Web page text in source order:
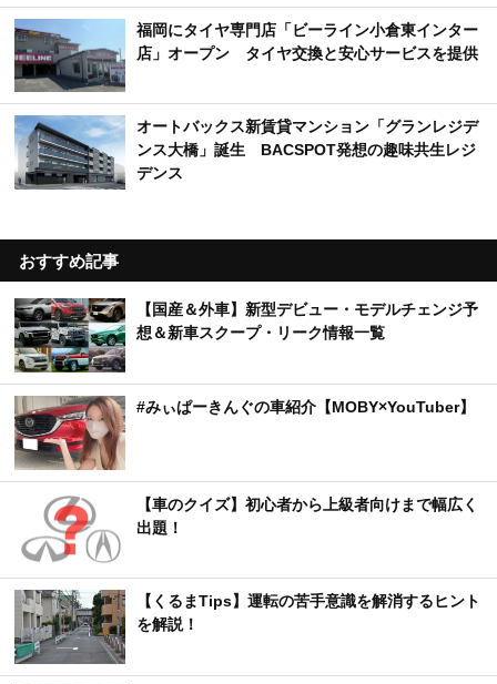
福岡にタイヤ専門店「ビーライン小倉東インター
店」オープン タイヤ交換と安心サービスを提供
オートバックス新賃貸マンション「グランレジデ
ンス大橋」誕生 BACSPOT発想の趣味共生レジ
デンス
おすすめ記事
【国産＆外車】新型デビュー・モデルチェンジ予
想＆新車スクープ・リーク情報一覧
#みぃぱーきんぐの車紹介【MOBY×YouTuber】
【車のクイズ】初心者から上級者向けまで幅広く
出題！
【くるまTips】運転の苦手意識を解消するヒント
を解説！